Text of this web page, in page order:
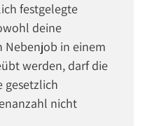
festgelegte
deine
Nebenjob in einem
werden, darf die
gesetzlich
nicht